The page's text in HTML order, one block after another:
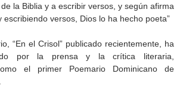
la Biblia y a escribir versos, y según afirma
escribiendo versos, Dios lo ha hecho poeta”
“En el Crisol” publicado recientemente, ha
por la prensa y la crítica literaria,
el primer Poemario Dominicano de